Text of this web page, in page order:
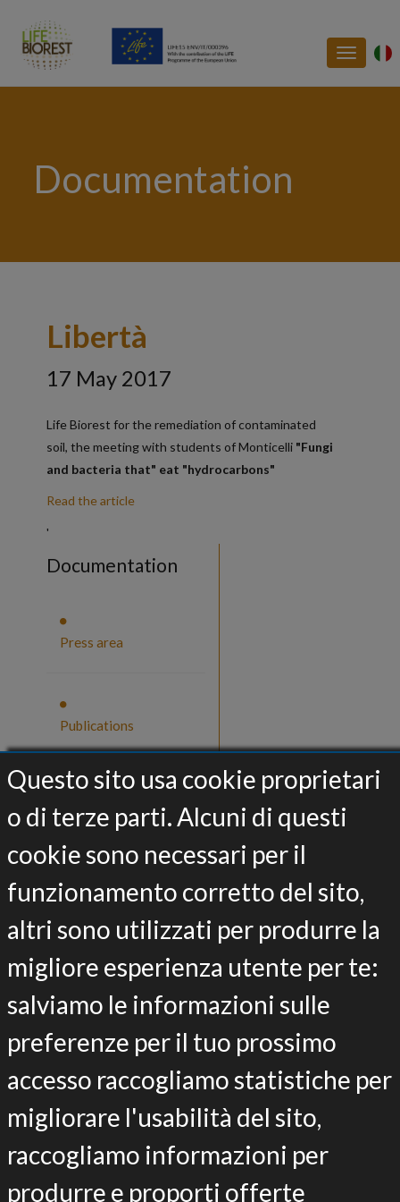
Toggle
Documentation
Libertà
17 May 2017
Life Biorest for the remediation of contaminated
soil, the meeting with students of Monticelli "Fungi
and bacteria that" eat "hydrocarbons"
Read the article
'
Documentation
Press area
Publications
Communication Tools
LIFE BIOREST
Questo sito usa cookie proprietari
o di terze parti. Alcuni di questi
cookie sono necessari per il
funzionamento corretto del sito,
altri sono utilizzati per produrre la
migliore esperienza utente per te:
salviamo le informazioni sulle
preferenze per il tuo prossimo
accesso raccogliamo statistiche per
migliorare l'usabilità del sito,
raccogliamo informazioni per
produrre e proporti offerte